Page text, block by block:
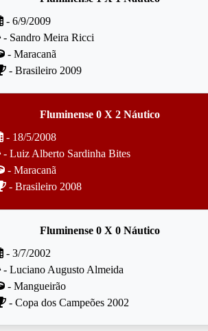
- 6/9/2009
- Sandro Meira Ricci
- Maracanã
- Brasileiro 2009
Fluminense 0 X 2 Náutico
- 18/5/2008
- Luiz Alberto Sardinha Bites
- Maracanã
- Brasileiro 2008
Fluminense 0 X 0 Náutico
- 3/7/2002
- Luciano Augusto Almeida
- Mangueirão
- Copa dos Campeões 2002